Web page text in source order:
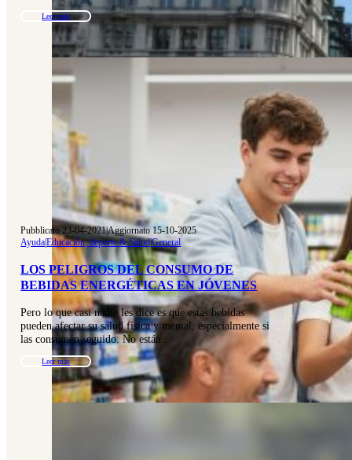
Leer más
Pubblicato 23-04-2021|Aggiornato 15-10-2025
Ayuda|Educación, deporte & Salud|General
LOS PELIGROS DEL CONSUMO DE
BEBIDAS ENERGÉTICAS EN JÓVENES
Pero lo que casi nadie les dice es que estas bebidas
pueden afectar su salud física y mental, especialmente si
las consumen seguido. No están…
Leer más